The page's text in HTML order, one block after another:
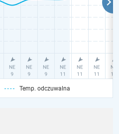
Temp. odczuwalna